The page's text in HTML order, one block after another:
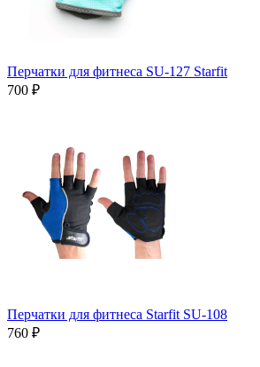
Перчатки для фитнеса SU-127 Starfit
700 ₽
Перчатки для фитнеса Starfit SU-108
760 ₽